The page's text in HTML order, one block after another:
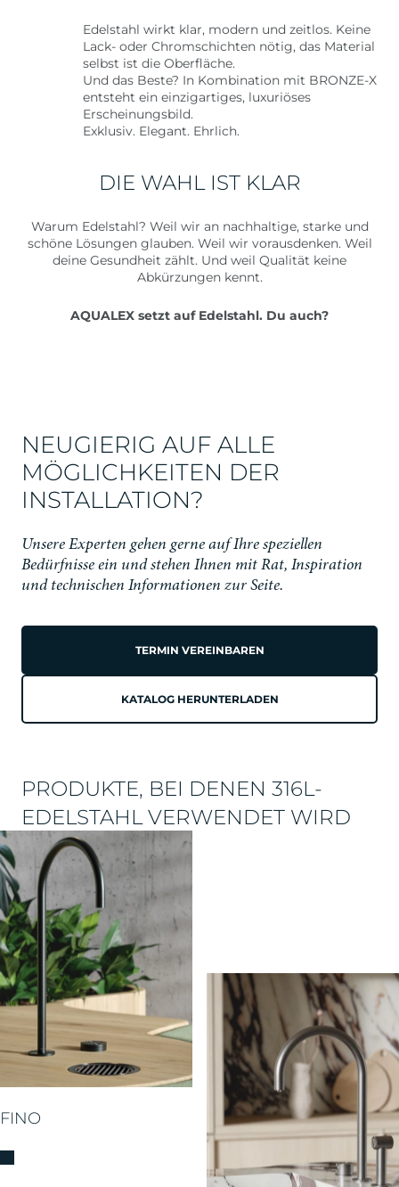
Edelstahl wirkt klar, modern und zeitlos. Keine
Lack- oder Chromschichten nötig, das Material
selbst ist die Oberfläche.
Und das Beste? In Kombination mit BRONZE-X
entsteht ein einzigartiges, luxuriöses
Erscheinungsbild.
Exklusiv. Elegant. Ehrlich.
DIE WAHL IST KLAR
Warum Edelstahl? Weil wir an nachhaltige, starke und
schöne Lösungen glauben. Weil wir vorausdenken. Weil
deine Gesundheit zählt. Und weil Qualität keine
Abkürzungen kennt.
AQUALEX setzt auf Edelstahl. Du auch?
NEUGIERIG AUF ALLE
MÖGLICHKEITEN DER
INSTALLATION?
Unsere Experten gehen gerne auf Ihre speziellen
Bedürfnisse ein und stehen Ihnen mit Rat, Inspiration
und technischen Informationen zur Seite.
TERMIN VEREINBAREN
KATALOG HERUNTERLADEN
PRODUKTE, BEI DENEN 316L-
EDELSTAHL VERWENDET WIRD
FINO